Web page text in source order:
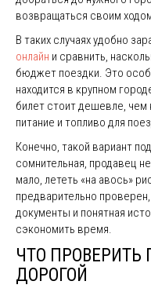
возвращаться своим
В таких случаях удобно
онлайн и сравнить,
бюджет поездки. Это
находится в крупном
билет стоит дешевле, чем
питание и топливо для
Конечно, такой вариант
сомнительная, продавец
мало, лететь «на авось»
предварительно
документы и понятная
сэкономить время.
ЧТО ПРОВЕРИТЬ
ДОРОГОЙ